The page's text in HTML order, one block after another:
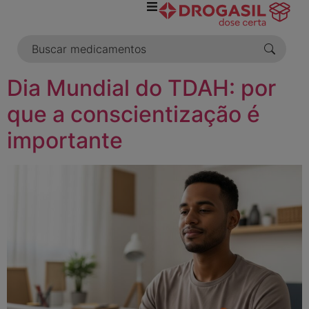
Dia Mundial do TDAH: por
que a conscientização é
importante